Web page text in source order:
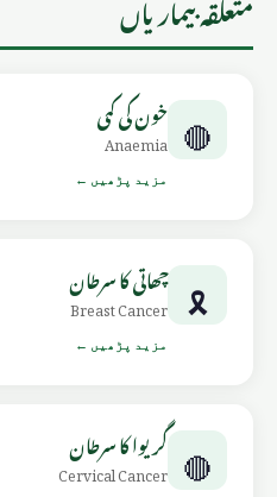
🔴 خون کی کمی
Anaemia
مزید پڑھیں ←
🎗️ چھاتی کا سرطان
Breast Cancer
مزید پڑھیں ←
🔴 گریوا کا سرطان
Cervical Cancer